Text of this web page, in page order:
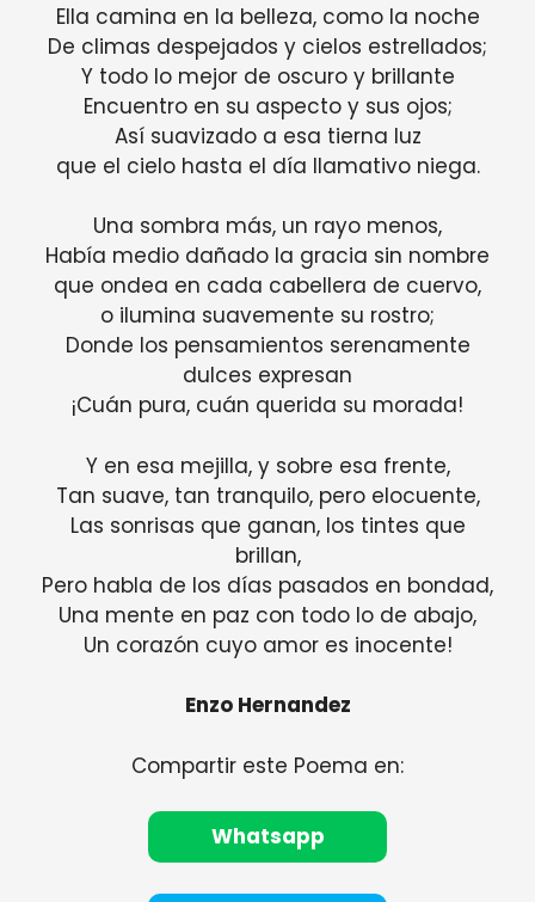
Ella camina en la belleza, como la noche
De climas despejados y cielos estrellados;
Y todo lo mejor de oscuro y brillante
Encuentro en su aspecto y sus ojos;
Así suavizado a esa tierna luz
que el cielo hasta el día llamativo niega.
Una sombra más, un rayo menos,
Había medio dañado la gracia sin nombre
que ondea en cada cabellera de cuervo,
o ilumina suavemente su rostro;
Donde los pensamientos serenamente
dulces expresan
¡Cuán pura, cuán querida su morada!
Y en esa mejilla, y sobre esa frente,
Tan suave, tan tranquilo, pero elocuente,
Las sonrisas que ganan, los tintes que
brillan,
Pero habla de los días pasados ​​en bondad,
Una mente en paz con todo lo de abajo,
Un corazón cuyo amor es inocente!
Enzo Hernandez
Compartir este Poema en:
Whatsapp